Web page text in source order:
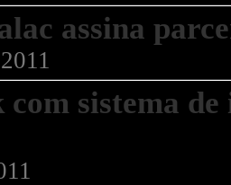
assina
sistema